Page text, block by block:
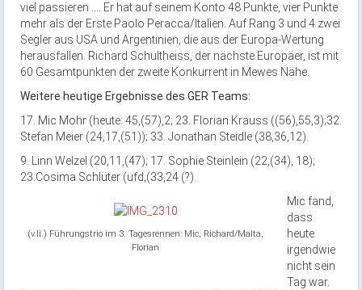
viel passieren …. Er hat auf seinem Konto 48 Punkte, vier Punkte
mehr als der Erste Paolo Peracca/Italien. Auf Rang 3 und 4 zwei
Segler aus USA und Argentinien, die aus der Europa-Wertung
herausfallen. Richard Schultheiss, der nächste Europäer, ist mit
60 Gesamtpunkten der zweite Konkurrent in Mewes Nähe.
Weitere heutige Ergebnisse des GER Teams:
17. Mic Mohr (heute: 45,(57),2; 23. Florian Krauss ((56),55,3);32.
Stefan Meier (24,17,(51)); 33. Jonathan Steidle (38,36,12).
9. Linn Welzel (20,11,(47); 17. Sophie Steinlein (22,(34), 18);
23.Cosima Schlüter (ufd,(33,24 (?).
(v.li.) Führungstrio im 3. Tagesrennen: Mic, Richard/Malta,
Florian
Mic fand,
dass
heute
irgendwie
nicht sein
Tag war.